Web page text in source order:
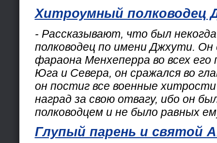
Хитроумный полководец
- Рассказывают, что был
полководец по имени Джхути. Он
фараона Менхеперра во всех его
Юга и Севера, он сражался во
он постиг все военные
наград за свою отвагу, ибо он
полководцем и не было равных
Глупый парень и святой